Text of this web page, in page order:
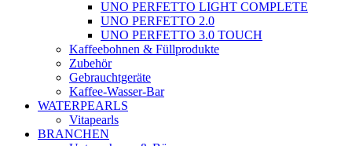
UNO PERFETTO LIGHT COMPLETE
UNO PERFETTO 2.0
UNO PERFETTO 3.0 TOUCH
Kaffeebohnen & Füllprodukte
Zubehör
Gebrauchtgeräte
Kaffee-Wasser-Bar
WATERPEARLS
Vitapearls
BRANCHEN